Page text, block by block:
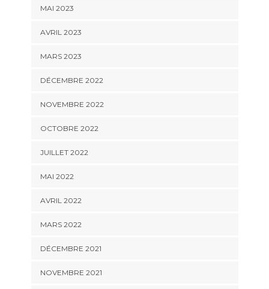
MAI 2023
AVRIL 2023
MARS 2023
DÉCEMBRE 2022
NOVEMBRE 2022
OCTOBRE 2022
JUILLET 2022
MAI 2022
AVRIL 2022
MARS 2022
DÉCEMBRE 2021
NOVEMBRE 2021